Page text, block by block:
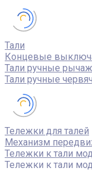
Тали
Концевые
Тали ручные
Тали ручные
Тележки для талей
Механизм
Тележки к тали
Тележки к тали